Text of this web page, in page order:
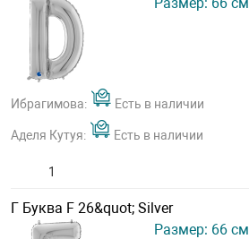
Ибрагимова: Есть в наличии
Аделя Кутуя: Есть в наличии
Г Буква F 26&quot; Silver
Размер: 66 см